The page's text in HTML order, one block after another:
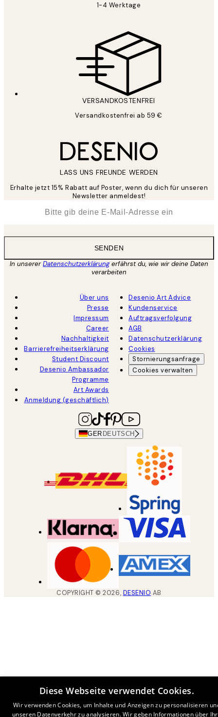
1-4 Werktage
VERSANDKOSTENFREI
Versandkostenfrei ab 59 €
LASS UNS FREUNDE WERDEN
Erhalte jetzt 15% Rabatt auf Poster, wenn du dich für unseren
Newsletter anmeldest!
SENDEN
In unsererDatenschutzerklärungerfährst du, wie wir deine Daten
verarbeiten
Über uns
Presse
Impressum
Career
Nachhaltigkeit
Barrierefreiheitserklärung
Student Discount
Desenio Ambassador
Programme
Art Awards
Anmeldung (geschäftlich)
Desenio Art Advice
Kundenservice
Auftragsverfolgung
AGB
Datenschutzerklärung
Cookies
Stornierungsanfrage
Cookies verwalten
GER DEUTSCH
COPYRIGHT ©2026, DESENIO AB
Diese Webseite verwendet Cookies.
Wir verwenden Cookies, um Inhalte und Anzeigen zu personalisieren
unseren Datenverkehr zu analysieren. Wir geben Informationen über